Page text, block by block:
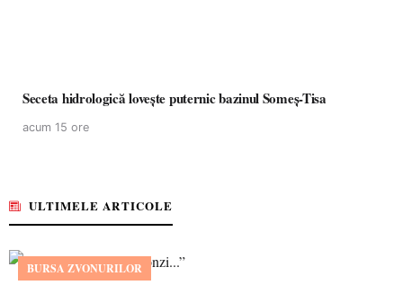
Seceta hidrologică lovește puternic bazinul Someș-Tisa
acum 15 ore
ULTIMELE ARTICOLE
BURSA ZVONURILOR